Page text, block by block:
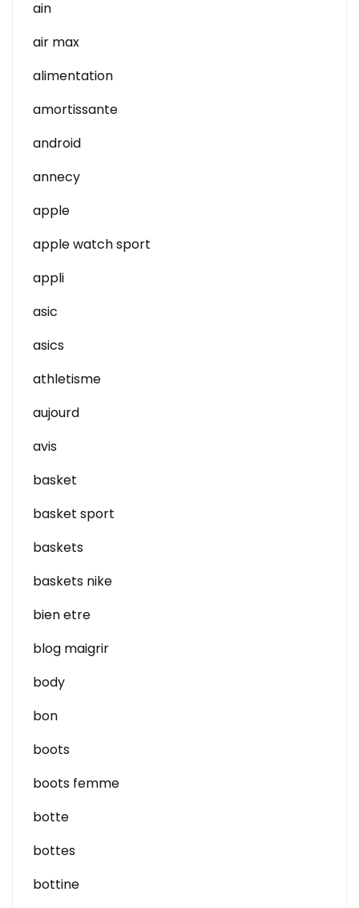
ain
air max
alimentation
amortissante
android
annecy
apple
apple watch sport
appli
asic
asics
athletisme
aujourd
avis
basket
basket sport
baskets
baskets nike
bien etre
blog maigrir
body
bon
boots
boots femme
botte
bottes
bottine